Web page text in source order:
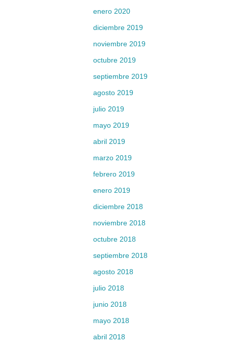
enero 2020
diciembre 2019
noviembre 2019
octubre 2019
septiembre 2019
agosto 2019
julio 2019
mayo 2019
abril 2019
marzo 2019
febrero 2019
enero 2019
diciembre 2018
noviembre 2018
octubre 2018
septiembre 2018
agosto 2018
julio 2018
junio 2018
mayo 2018
abril 2018